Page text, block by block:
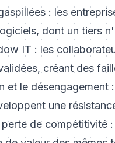
: les
dont un tiers
IT : les
créant des
et le désengagement
une
de compétitivité